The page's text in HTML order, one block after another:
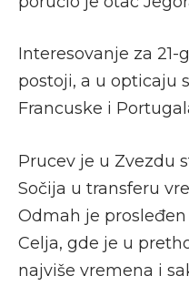
Interesovanje za
postoji, a u opticaju
Francuske i
Prucev je u Zvezdu
Sočija u transferu
Odmah je
Celja, gde je u
najviše vremena i